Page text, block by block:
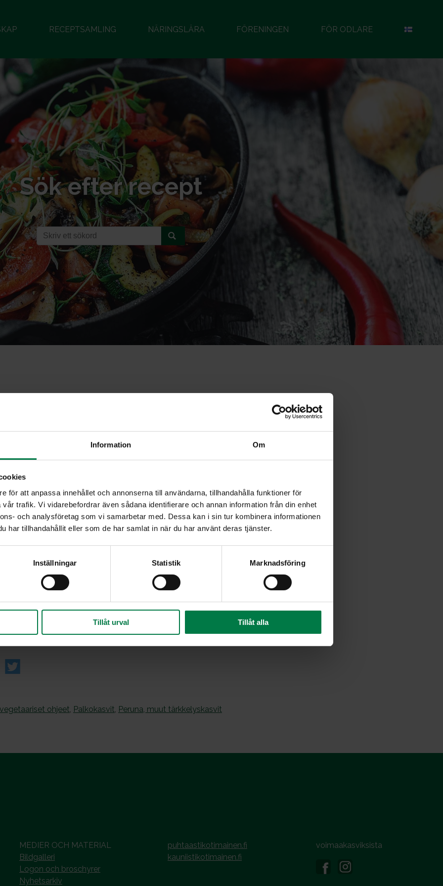
Information Om
för att anpassa innehållet och annonserna till användarna, tillhandahålla funktioner för
trafik. Vi vidarebefordrar även sådana identifierare och annan information från din enhet
och analysföretag som vi samarbetar med. Dessa kan i sin tur kombinera informationen
har tillhandahållit eller som de har samlat in när du har använt deras tjänster.
Inställningar Statistik Marknadsföring
Tillåt urval Tillåt alla
RECEPTSAMLING NÄRINGSLÄRA FÖRENINGEN FÖR ODLARE
Sök efter recept
kunnes perunat ja kasvikset ovat napakan kypsiä.
Viipaloi sipulit varsineen. Huuhtele ja suikaloi pinaatinlehdet.
Lisää kattilaan sipulit, pinaatinlehdet ja herneet. Kaada joukkoon maito ja
kuumenna kiehumispisteeseen.
Murusta liemeen sulatejuusto nokareina. Mausta kevyesti pippurilla ja
Ripota keiton pinnalle yrttejä. Tarkista maku ja tarjoa lisäksi ruisleipää.
Ohje: Kotimaiset Kasvikset ry
ohjeet, Palkokasvit, Peruna, muut tärkkelyskasvit
MEDIER OCH MATERIAL
Bildgalleri
Logon och broschyrer
Nyhetsarkiv
puhtaastikotimainen.fi
kauniistikotimainen.fi
voimaakasviksista